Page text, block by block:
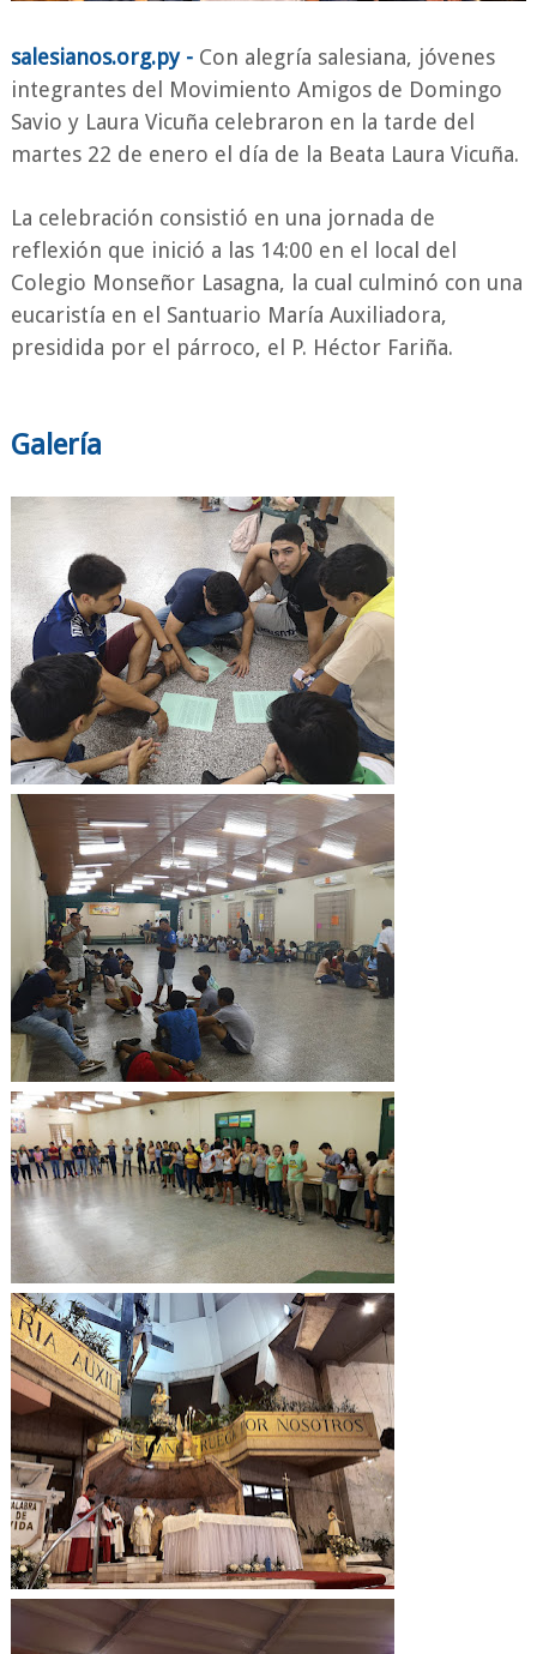
salesianos.org.py -Con alegría salesiana, jóvenes
integrantes del Movimiento Amigos de Domingo
Savio y Laura Vicuña celebraron en la tarde del
martes 22 de enero el día de la Beata Laura Vicuña.
La celebración consistió en una jornada de
reflexión que inició a las 14:00 en el local del
Colegio Monseñor Lasagna, la cual culminó con una
eucaristía en el Santuario María Auxiliadora,
presidida por el párroco, el P. Héctor Fariña.
Galería